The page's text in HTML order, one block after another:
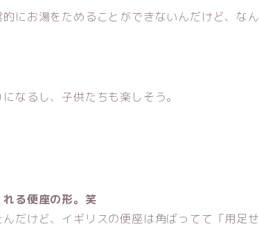
にお湯をためることができないんだけど、なん
なるし、子供たちも楽しそう。
る便座の形。笑
だけど、イギリスの便座は角ばってて「用足せ